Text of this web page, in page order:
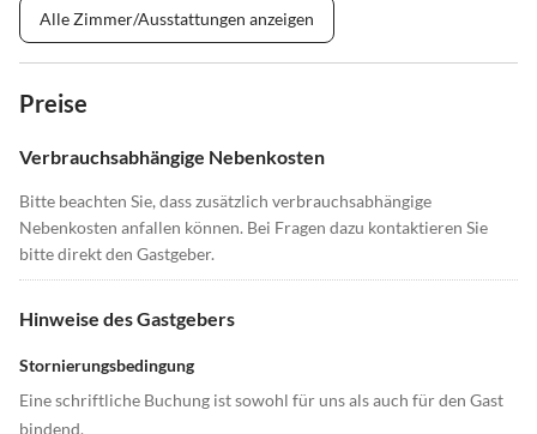
Alle Zimmer/Ausstattungen anzeigen
Preise
Verbrauchsabhängige Nebenkosten
Bitte beachten Sie, dass zusätzlich verbrauchsabhängige
Nebenkosten anfallen können. Bei Fragen dazu kontaktieren Sie
bitte direkt den Gastgeber.
Hinweise des Gastgebers
Stornierungsbedingung
Eine schriftliche Buchung ist sowohl für uns als auch für den Gast
bindend.